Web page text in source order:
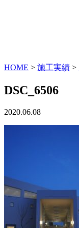
HOME > 施工実績 >
DSC_6506
2020.06.08